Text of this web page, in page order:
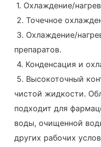
1. Охлаждение/
2. Точечное
препаратов.
4. Конденсация и
чистой жидкости.
подходит для
воды, очищенной
других рабочих